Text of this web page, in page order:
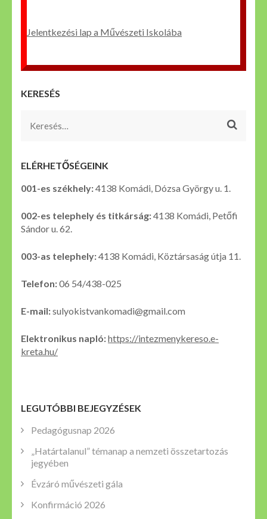
Jelentkezési lap a Művészeti Iskolába
KERESÉS
Keresés:
ELÉRHETŐSÉGEINK
001-es székhely:4138 Komádi, Dózsa György u. 1.
002-es telephely és titkárság:4138 Komádi, Petőfi
Sándor u. 62.
003-as telephely:4138 Komádi, Köztársaság útja 11.
Telefon:06 54/438-025
E-mail:sulyokistvankomadi@gmail.com
Elektronikus napló:https://intezmenykereso.e-
kreta.hu/
LEGUTÓBBI BEJEGYZÉSEK
Pedagógusnap 2026
„Határtalanul” témanap a nemzeti összetartozás
jegyében
Évzáró művészeti gála
Konfirmáció 2026